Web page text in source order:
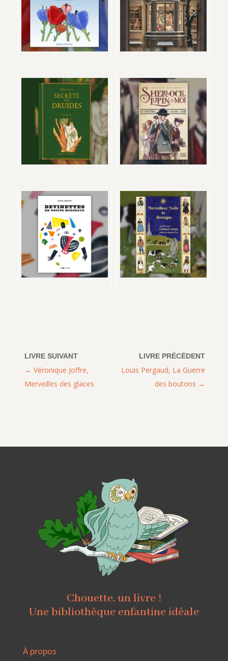
Louis Pergaud, La Guerre
des boutons
Véronique Joffre,
Merveilles des glaces
Chouette, un livre !
Une bibliothèque enfantine idéale
À propos